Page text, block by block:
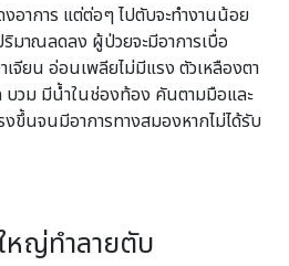
งอาการ แต่ต่อๆ ไปตับจะทำงานน้อย
มาณลดลง ผู้ป่วยจะมีอาการเบื่อ
จียน อ่อนเพลียไม่มีแรง ตัวเหลืองตา
บวม มีน้ำในช่องท้อง คันตามมือและ
งขึ้นจนมีอาการทางสมองหากไม่ได้รับ
หญ่ทำลายตับ